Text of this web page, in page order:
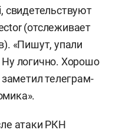
свидетельствуют
(отслеживает
«Пишут, упали
логично. Хорошо
заметил телеграм-
атаки РКН